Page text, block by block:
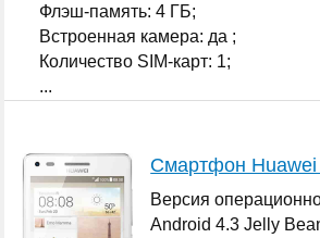
Флэш-память: 4 ГБ;
Встроенная камера: да ;
Количество SIM-карт: 1;
...
Смартфон Huawei
Версия
Android 4.3 Jelly